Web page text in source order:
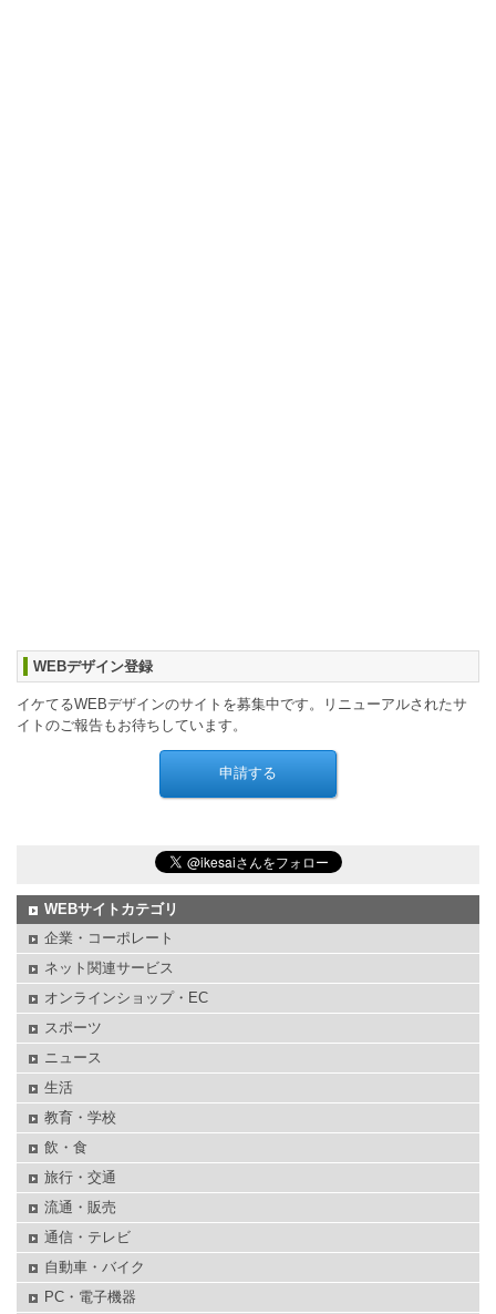
WEBデザイン登録
イケてるWEBデザインのサイトを募集中です。リニューアルされたサ
イトのご報告もお待ちしています。
WEBサイトカテゴリ
企業・コーポレート
ネット関連サービス
オンラインショップ・EC
スポーツ
ニュース
生活
教育・学校
飲・食
旅行・交通
流通・販売
通信・テレビ
自動車・バイク
PC・電子機器